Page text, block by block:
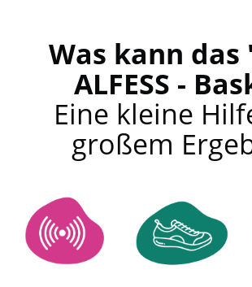
Was kann das
ALFESS -
Eine kleine
großem